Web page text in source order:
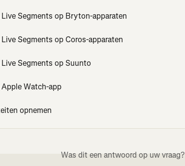
Segments op Bryton-apparaten
Segments op Coros-apparaten
Segments op Suunto
Watch-app
opnemen
Was dit een antwoord op uw vraag?